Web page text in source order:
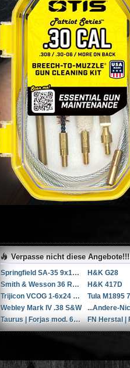
Verpasse nicht diese Angebote!!!
Springfield SA-35 9x19mm Parabellum/Luger/NATO
H&K G28
Smith & Wesson 36 RB .38 Spl.
H&K 417D
Trijicon VCOG 1-6x24 LED-Zielfernrohr mit Absehen für .223 Remington / 77 gr.
Webley Mark IV .38 S&W
Taurus | Forjas mod. 66 6'' .357 Magnum / 9x31mmR /.353 Casull